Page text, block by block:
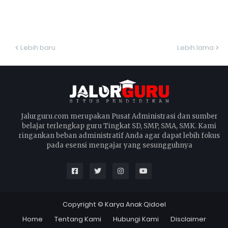
Lebih baru Lebih lama
Jalurguru.com merupakan Pusat Administrasi dan sumber
belajar terlengkap guru Tingkat SD, SMP, SMA, SMK. Kami
ringankan beban administratif Anda agar dapat lebih fokus
pada esensi mengajar yang sesungguhnya
Copyright © Karya Anak Qidoel
Home
Tentang Kami Hubungi Kami
Disclaimer